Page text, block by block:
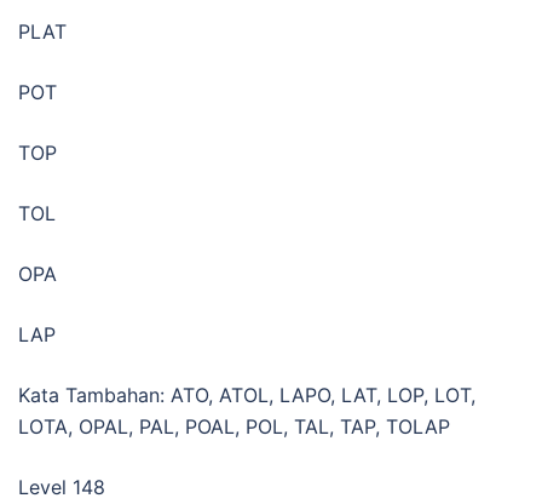
PLAT
POT
TOP
TOL
OPA
LAP
Kata Tambahan: ATO, ATOL, LAPO, LAT, LOP, LOT,
LOTA, OPAL, PAL, POAL, POL, TAL, TAP, TOLAP
Level 148